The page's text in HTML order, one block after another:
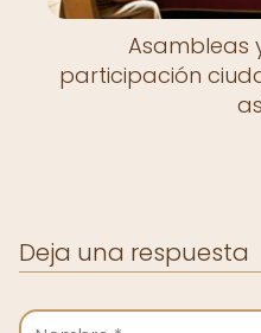
Asambleas
participación
Deja una respuesta